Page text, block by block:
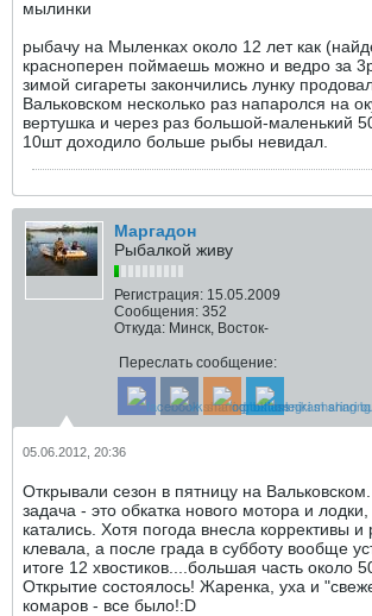
мылинки
рыбачу на Мыленках около 12 лет как
красноперен поймаешь можно и ведро за
зимой сигареты закончились лунку
Вальковском несколько раз напаролся на
вертушка и через раз большой-маленький
10шт доходило больше рыбы невидал.
Маргадон
Рыбалкой живу
Регистрация: 15.05.2009
Сообщения: 352
Откуда: Минск, Восток-
Переслать сообщение:
05.06.2012, 20:36
Открывали сезон в пятницу на
задача - это обкатка нового мотора и
катались. Хотя погода внесла коррективы
клевала, а после града в субботу вообще
итоге 12 хвостиков....большая часть около
Открытие состоялось! Жаренка, уха и
комаров - все было!:D